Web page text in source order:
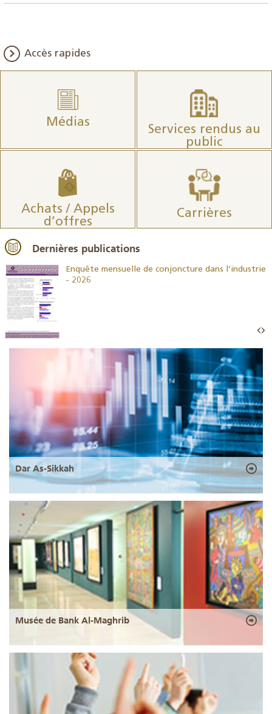
Accès rapides
Médias
Services rendus au
public
Achats / Appels
d’offres
Carrières
Dernières publications
Enquête mensuelle de conjoncture dans l’industrie
- 2026
Dar As-Sikkah
Musée de Bank Al-Maghrib